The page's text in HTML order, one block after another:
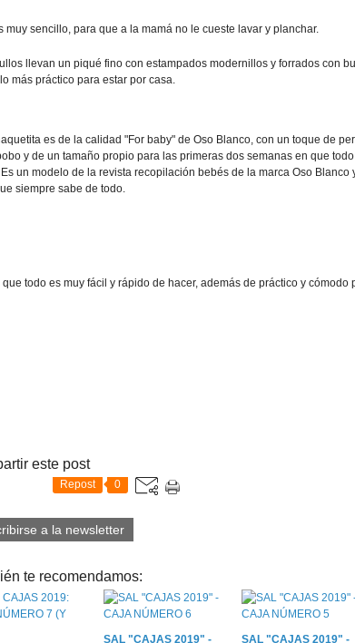
muy sencillo, para que a la mamá no le cueste lavar y planchar.
llevan un piqué fino con estampados modernillos y forrados con
más práctico para estar por casa.
es de la calidad "For baby" de Oso Blanco, con un toque de
y de un tamaño propio para las primeras dos semanas en que
un modelo de la revista recopilación bebés de la marca Oso Blanco
siempre sabe de todo.
que todo es muy fácil y rápido de hacer, además de práctico y cómodo
este post
Repost 0
a la newsletter
te recomendamos:
SAL "CAJAS 2019" -
SAL "CAJAS 2019" -